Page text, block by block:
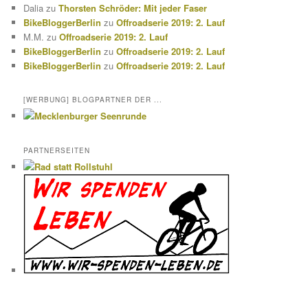
Dalia zuThorsten Schröder: Mit jeder Faser
BikeBloggerBerlin zuOffroadserie 2019: 2. Lauf
M.M. zuOffroadserie 2019: 2. Lauf
BikeBloggerBerlin zuOffroadserie 2019: 2. Lauf
BikeBloggerBerlin zuOffroadserie 2019: 2. Lauf
[WERBUNG] BLOGPARTNER DER ...
PARTNERSEITEN